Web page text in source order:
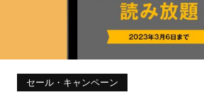
セール・キャンペーン